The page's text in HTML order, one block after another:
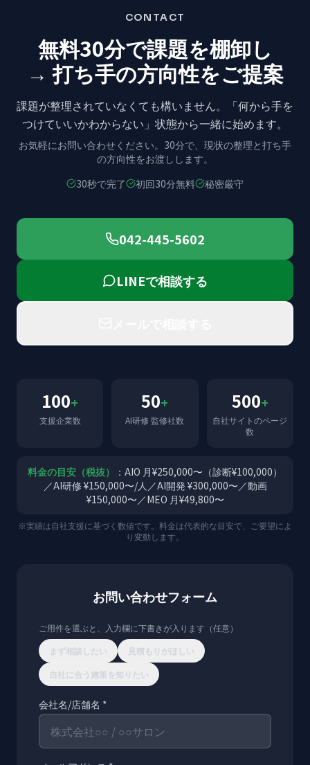
CONTACT
無料30分で課題を棚卸し
→ 打ち手の方向性をご提案
課題が整理されていなくても構いません。
「何から手を
つけていいかわからない」状態から一緒に始めます。
お気軽にお問い合わせください。 30分で、現状の整理と打ち手
の方向性をお渡しします。
30秒で完了
初回30分無料 秘密厳守
042-445-5602
LINEで相談する
100+
支援企業数
50+
AI研修 監修社数
500+
自社サイトのページ
数
料金の目安（税抜）
：AIO 月¥250,000〜（診断¥100,000）
／AI研修 ¥150,000〜/人／AI開発 ¥300,000〜／動画
¥150,000〜／MEO 月¥49,800〜
※実績は自社支援に基づく数値です。料金は代表的な目安で、ご要望によ
り変動します。
お問い合わせフォーム
ご用件を選ぶと、入力欄に下書きが入ります（任意）
まず相談したい
見積もりがほしい
自社に合う施策を知りたい
会社名/店舗名 *